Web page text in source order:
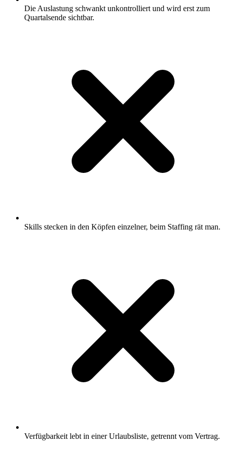
Die Auslastung schwankt unkontrolliert und wird erst zum
Quartalsende sichtbar.
Skills stecken in den Köpfen einzelner, beim Staffing rät man.
Verfügbarkeit lebt in einer Urlaubsliste, getrennt vom Vertrag.